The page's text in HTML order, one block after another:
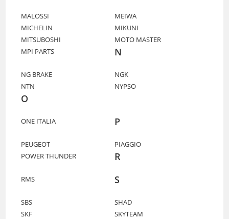
MALOSSI
MEIWA
MICHELIN
MIKUNI
MITSUBOSHI
MOTO MASTER
MPI PARTS
N
NG BRAKE
NGK
NTN
NYPSO
O
ONE ITALIA P
PEUGEOT
PIAGGIO
POWER THUNDER
R
RMS S
SBS
SHAD
SKF
SKYTEAM